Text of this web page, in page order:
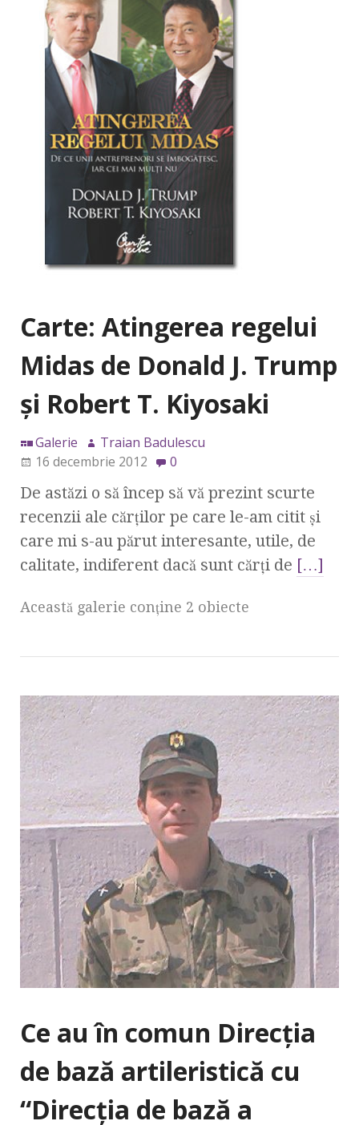
Carte: Atingerea regelui
Midas de Donald J. Trump
şi Robert T. Kiyosaki
Galerie
Traian Badulescu
16 decembrie 2012
0
De astăzi o să încep să vă prezint scurte
recenzii ale cărţilor pe care le-am citit şi
care mi s-au părut interesante, utile, de
calitate, indiferent dacă sunt cărţi de […]
Această galerie conţine 2 obiecte
Ce au în comun Direcţia
de bază artileristică cu
“Direcţia de bază a